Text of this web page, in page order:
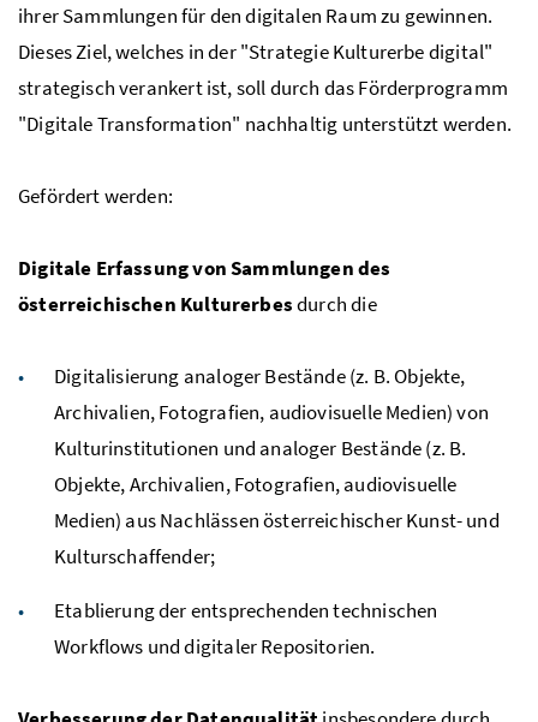
ihrer Sammlungen für den digitalen Raum zu gewinnen.
Dieses Ziel, welches in der "Strategie Kulturerbe digital"
strategisch verankert ist, soll durch das Förderprogramm
"Digitale Transformation" nachhaltig unterstützt werden.
Gefördert werden:
Digitale Erfassung von Sammlungen des
österreichischen Kulturerbesdurch die
Digitalisierung analoger Bestände (z. B. Objekte,
Archivalien, Fotografien, audiovisuelle Medien) von
Kulturinstitutionen und analoger Bestände (z. B.
Objekte, Archivalien, Fotografien, audiovisuelle
Medien) aus Nachlässen österreichischer Kunst- und
Kulturschaffender;
Etablierung der entsprechenden technischen
Workflows und digitaler Repositorien.